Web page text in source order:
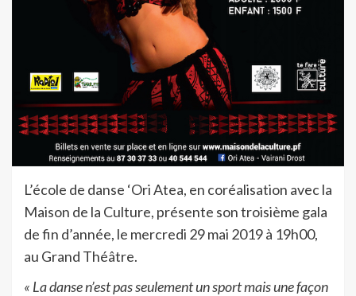
L’école de danse ‘Ori Atea, en coréalisation avec la
Maison de la Culture, présente son troisième gala
de fin d’année, le mercredi 29 mai 2019 à 19h00,
au Grand Théâtre.
« La danse n’est pas seulement un sport mais une façon